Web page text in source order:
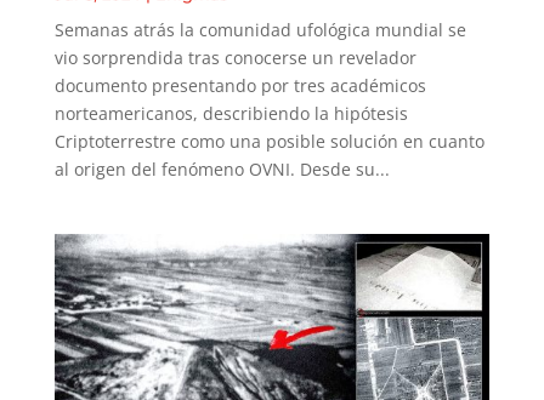
Semanas atrás la comunidad ufológica mundial se
vio sorprendida tras conocerse un revelador
documento presentando por tres académicos
norteamericanos, describiendo la hipótesis
Criptoterrestre como una posible solución en cuanto
al origen del fenómeno OVNI. Desde su...